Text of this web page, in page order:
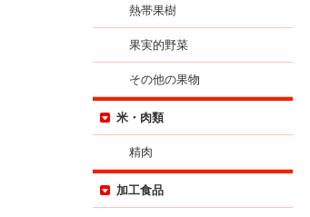
熱帯果樹
果実的野菜
その他の果物
米・肉類
精肉
加工食品